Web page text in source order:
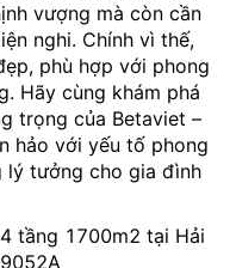
vượng mà còn cần
nghi. Chính vì thế,
phù hợp với phong
Hãy cùng khám phá
trọng của Betaviet –
hảo với yếu tố phong
lý tưởng cho gia đình